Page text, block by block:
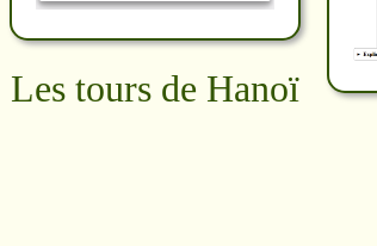
Les tours de Hanoï